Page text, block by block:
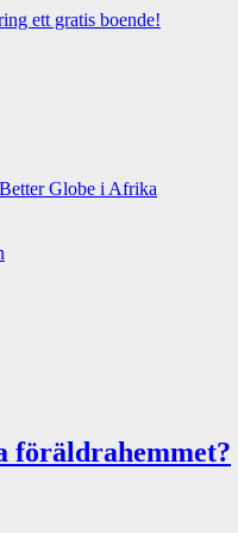
Globe i Afrika
föräldrahemmet?